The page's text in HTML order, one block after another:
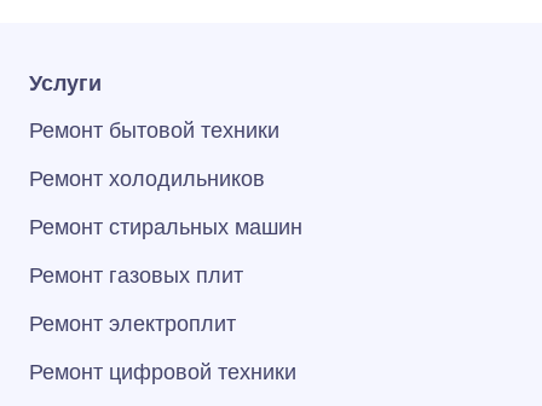
Услуги
Ремонт бытовой техники
Ремонт холодильников
Ремонт стиральных машин
Ремонт газовых плит
Ремонт электроплит
Ремонт цифровой техники